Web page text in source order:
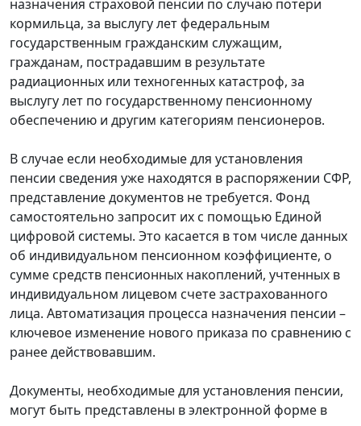
назначения страховой пенсии по случаю потери
кормильца, за выслугу лет федеральным
государственным гражданским служащим,
гражданам, пострадавшим в результате
радиационных или техногенных катастроф, за
выслугу лет по государственному пенсионному
обеспечению и другим категориям пенсионеров.
В случае если необходимые для установления
пенсии сведения уже находятся в распоряжении СФР,
представление документов не требуется. Фонд
самостоятельно запросит их с помощью Единой
цифровой системы. Это касается в том числе данных
об индивидуальном пенсионном коэффициенте, о
сумме средств пенсионных накоплений, учтенных в
индивидуальном лицевом счете застрахованного
лица. Автоматизация процесса назначения пенсии –
ключевое изменение нового приказа по сравнению с
ранее действовавшим.
Документы, необходимые для установления пенсии,
могут быть представлены в электронной форме в